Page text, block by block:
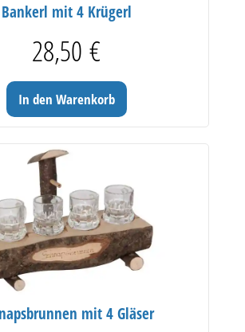
Bankerl mit 4 Krügerl
28,50 €
In den Warenkorb
mit 4 Gläser